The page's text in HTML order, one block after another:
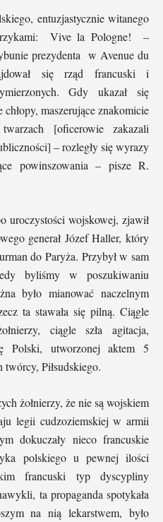
entuzjastycznie witanego
Vive la Pologne! –
prezydenta w Avenue du
się rząd francuski i
Gdy ukazał się
chłopy, maszerujące znakomicie
[oficerowie zakazali
– rozległy się wyrazy
powinszowania – pisze R.
wojskowej, zjawił
generał Józef Haller, który
do Paryża. Przybył w sam
byliśmy w poszukiwaniu
było mianować naczelnym
ta stawała się pilną. Ciągle
ciągle szła agitacja,
Polski, utworzonej aktem 5
Piłsudskiego.
żołnierzy, że nie są wojskiem
legii cudzoziemskiej w armii
dokuczały nieco francuskie
polskiego u pewnej ilości
francuski typ dyscypliny
ta propaganda spotykała
na nią lekarstwem, było